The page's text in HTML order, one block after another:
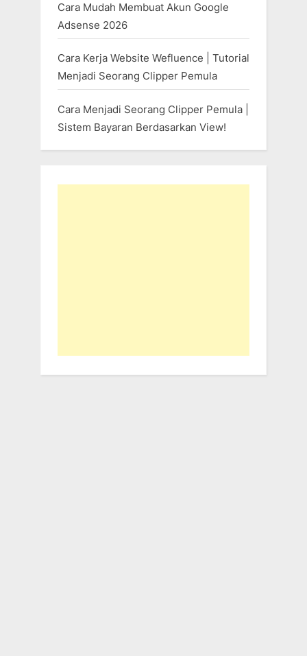
Cara Mudah Membuat Akun Google
Adsense 2026
Cara Kerja Website Wefluence | Tutorial
Menjadi Seorang Clipper Pemula
Cara Menjadi Seorang Clipper Pemula |
Sistem Bayaran Berdasarkan View!